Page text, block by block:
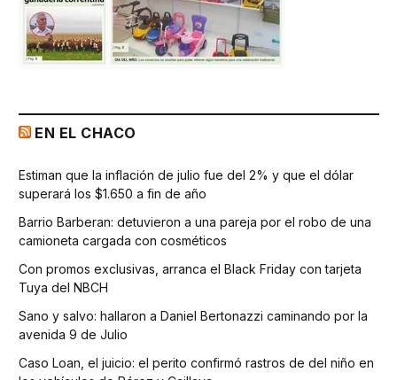
EN EL CHACO
Estiman que la inflación de julio fue del 2% y que el dólar
superará los $1.650 a fin de año
Barrio Barberan: detuvieron a una pareja por el robo de una
camioneta cargada con cosméticos
Con promos exclusivas, arranca el Black Friday con tarjeta
Tuya del NBCH
Sano y salvo: hallaron a Daniel Bertonazzi caminando por la
avenida 9 de Julio
Caso Loan, el juicio: el perito confirmó rastros de del niño en